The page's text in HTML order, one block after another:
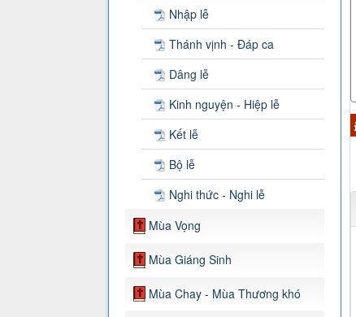
Nhập lễ
Thánh vịnh - Đáp ca
Dâng lễ
Kinh nguyện - Hiệp lễ
Kết lễ
Bộ lễ
Nghi thức - Nghi lễ
Mùa Vọng
Mùa Giáng Sinh
Mùa Chay - Mùa Thương khó